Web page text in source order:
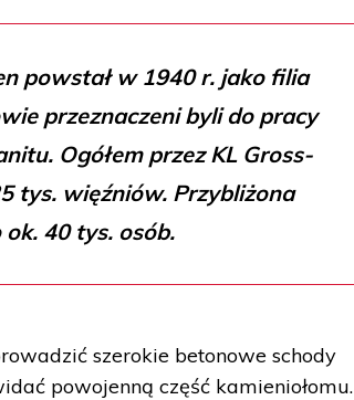
powstał w 1940 r. jako filia
przeznaczeni byli do pracy
Ogółem przez KL Gross-
tys. więźniów. Przybliżona
40 tys. osób.
szerokie betonowe schody
powojenną część kamieniołomu.